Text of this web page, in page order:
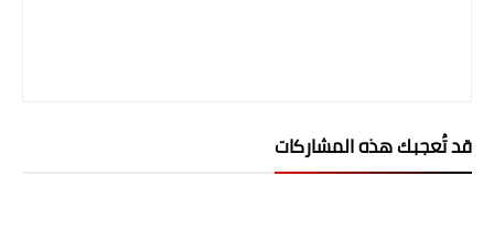
قد تُعجبك هذه المشاركات